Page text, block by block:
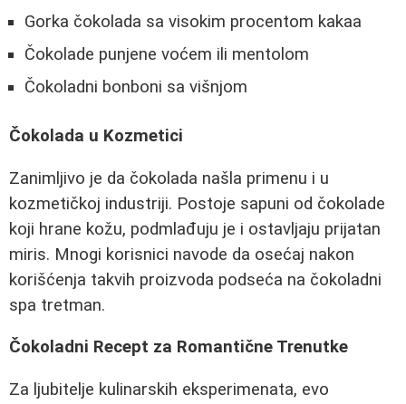
Gorka čokolada sa visokim procentom kakaa
Čokolade punjene voćem ili mentolom
Čokoladni bonboni sa višnjom
Čokolada u Kozmetici
Zanimljivo je da čokolada našla primenu i u
kozmetičkoj industriji. Postoje sapuni od čokolade
koji hrane kožu, podmlađuju je i ostavljaju prijatan
miris. Mnogi korisnici navode da osećaj nakon
korišćenja takvih proizvoda podseća na čokoladni
spa tretman.
Čokoladni Recept za Romantične Trenutke
Za ljubitelje kulinarskih eksperimenata, evo